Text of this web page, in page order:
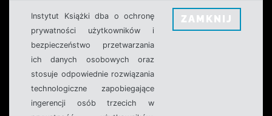
Instytut Książki dba o ochronę
prywatności użytkowników i
bezpieczeństwo przetwarzania
ich danych osobowych oraz
stosuje odpowiednie rozwiązania
technologiczne zapobiegające
ingerencji osób trzecich w
ZAMKNIJ